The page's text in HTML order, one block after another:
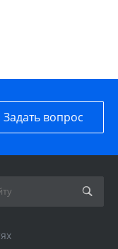
Задать вопрос